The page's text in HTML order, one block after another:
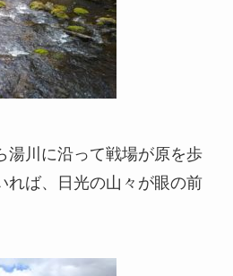
湯川に沿って戦場が原を歩
れば、日光の山々が眼の前